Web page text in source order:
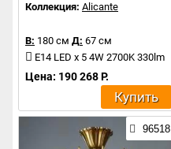
Коллекция: Alicante
В: 180 см Д: 67 см
E14 LED x 5 4W 2700K 330lm
Цена: 190 268 Р.
Купить
96518